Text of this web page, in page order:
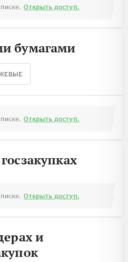
Открыть доступ.
бумагами
Открыть доступ.
Открыть доступ.
и